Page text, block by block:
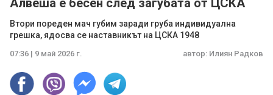
Алвеша е бесен след загубата от ЦСКА
Втори пореден мач губим заради груба индивидуална
грешка, ядосва се наставникът на ЦСКА 1948
07:36 | 9 май 2026 г. автор: Илиян Радков